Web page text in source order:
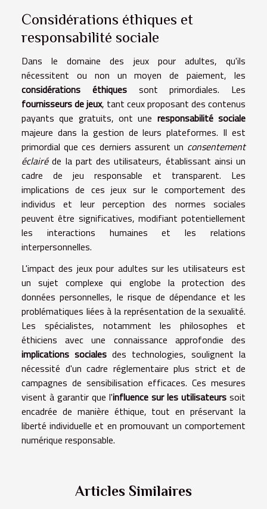
Considérations éthiques et
responsabilité sociale
Dans le domaine des jeux pour adultes, qu'ils
nécessitent ou non un moyen de paiement, les
considérations éthiquessont primordiales. Les
fournisseurs de jeux, tant ceux proposant des contenus
payants que gratuits, ont une responsabilité sociale
majeure dans la gestion de leurs plateformes. Il est
primordial que ces derniers assurent un consentement
éclairéde la part des utilisateurs, établissant ainsi un
cadre de jeu responsable et transparent. Les
implications de ces jeux sur le comportement des
individus et leur perception des normes sociales
peuvent être significatives, modifiant potentiellement
les interactions humaines et les relations
interpersonnelles.
L'impact des jeux pour adultes sur les utilisateurs est
un sujet complexe qui englobe la protection des
données personnelles, le risque de dépendance et les
problématiques liées à la représentation de la sexualité.
Les spécialistes, notamment les philosophes et
éthiciens avec une connaissance approfondie des
implications sociales des technologies, soulignent la
nécessité d'un cadre réglementaire plus strict et de
campagnes de sensibilisation efficaces. Ces mesures
visent à garantir que l'influence sur les utilisateurs soit
encadrée de manière éthique, tout en préservant la
liberté individuelle et en promouvant un comportement
numérique responsable.
Articles Similaires